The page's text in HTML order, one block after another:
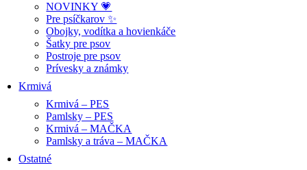
NOVINKY 💗
Pre psíčkarov ✨
Obojky, vodítka a hovienkáče
Šatky pre psov
Postroje pre psov
Prívesky a známky
Krmivá
Krmivá – PES
Pamlsky – PES
Krmivá – MAČKA
Pamlsky a tráva – MAČKA
Ostatné